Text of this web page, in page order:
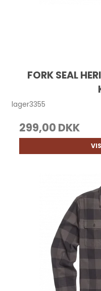
FORK SEAL
lager3355
299,00 DKK